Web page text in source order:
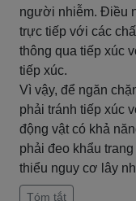
người nhiễm. Điều
trực tiếp với các
thông qua tiếp xúc
tiếp xúc.
Vì vậy, để ngăn
phải tránh tiếp xúc
động vật có khả
phải đeo khẩu
thiểu nguy cơ lây
Tóm tắt